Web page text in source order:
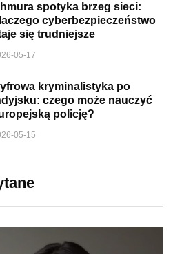
spotyka brzeg sieci:
cyberbezpieczeństwo
się trudniejsze
05-17
kryminalistyka po
czego może nauczyć
policję?
05-15